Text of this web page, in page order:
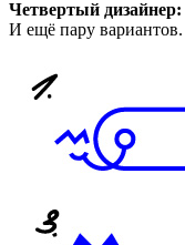
Четвертый дизайнер:
И ещё пару вариантов.